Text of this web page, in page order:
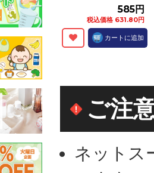
585円
税込価格 631.80円
カートに追加
ご注
ネットス